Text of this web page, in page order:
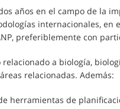
años en el campo de la
internacionales, en
preferiblemente con
a biología,
relacionadas. Además:
herramientas de